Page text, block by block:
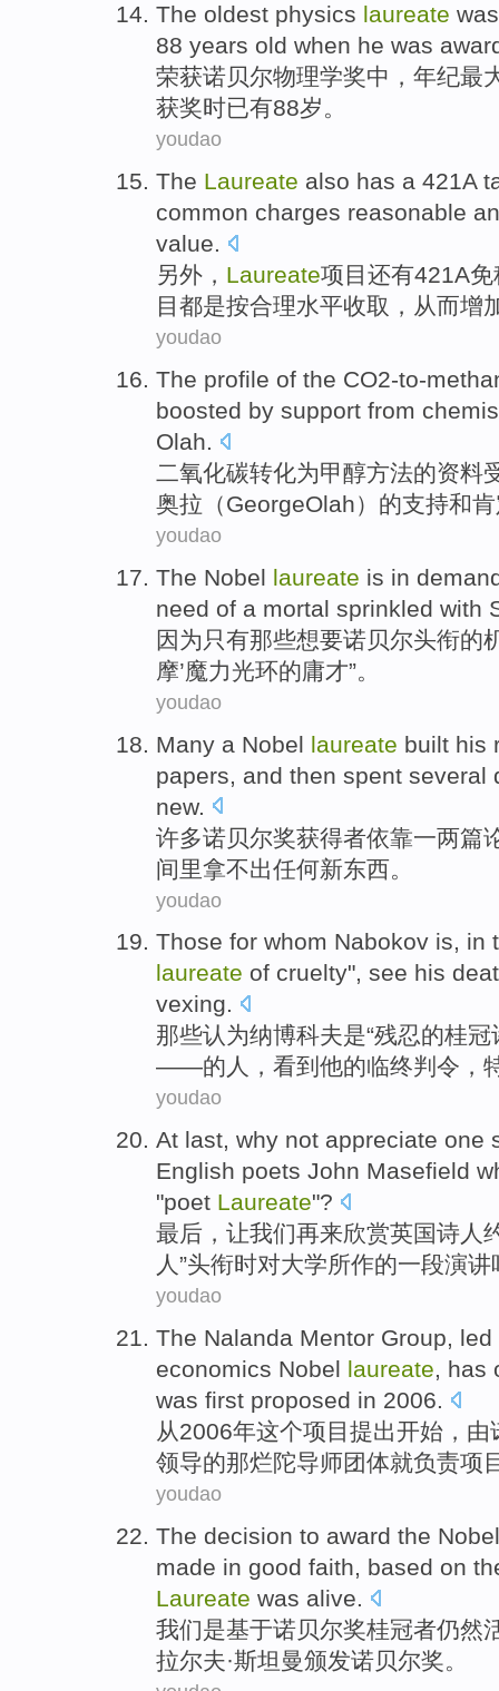
The oldest physics laureate
88 years old when he was
荣获诺贝尔物理学奖中，年纪最
获奖时已有88岁。
youdao
The Laureate also has a 421A
common charges reasonable
value.
另外 ， Laureate项目还有421A免
目都是按合理水平收取， 从而增
youdao
The profile of the CO2-to-
boosted by support from
Olah.
二氧化碳转化为甲醇方法的资料
奥拉（GeorgeOlah）的支持和
youdao
The Nobel laureate is in
need of a mortal sprinkled with
因为 只有那些想要诺贝尔头衔的
摩’魔力光环的庸才”。
youdao
Many a Nobel laureate built his
papers
and then spent several
new.
许多诺贝尔奖获得者依靠一两篇
间里拿不出任何新东西。
youdao
Those for whom Nabokov is, in
laureate of cruelty", see his
vexing.
那些认为纳博科夫是“残忍的桂冠
——的人， 看到 他的临终判令，
youdao
At last, why not appreciate one
English poets John Masefield
"poet Laureate"?
最后 ， 让我们再来欣赏英国诗人
人 ”头衔时对大学所作的一段演讲
youdao
The Nalanda Mentor Group, led
economics Nobel laureate, has
was first proposed in 2006.
从2006年这个项目提出开始 ， 由
领导的那烂陀导师团体就负责项
youdao
The decision to award the Nobel
made in good faith, based on
Laureate was alive.
我们是基于诺贝尔奖桂冠者仍然
拉尔夫·斯坦 曼颁发诺贝尔奖。